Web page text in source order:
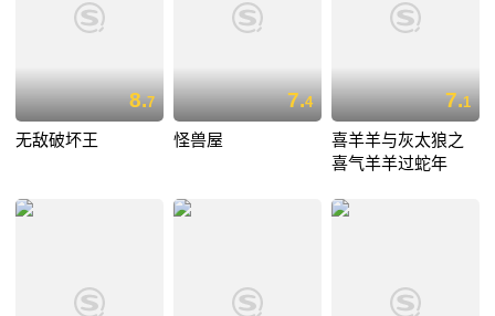
8.7
无敌破坏王
7.4
怪兽屋
7.1
喜羊羊与灰太狼之
喜气羊羊过蛇年